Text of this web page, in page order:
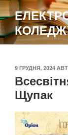
Перейти
до
вмісту
ОПУБЛІКОВАНО
9 ГРУДНЯ, 2024
Щупак